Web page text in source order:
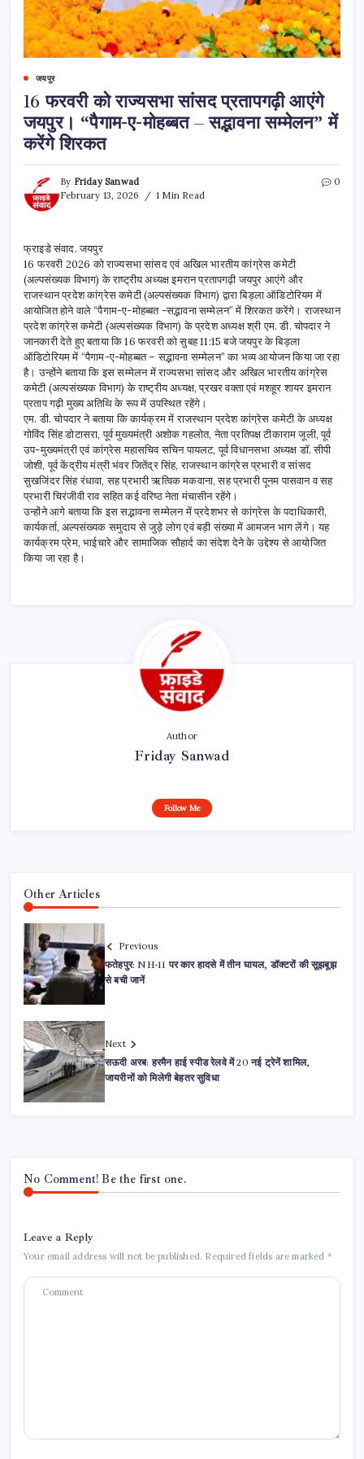
जयपुर
16 फरवरी को राज्यसभा सांसद प्रतापगढ़ी आएंगे
जयपुर। “पैगाम-ए-मोहब्बत – सद्भावना सम्मेलन” में
करेंगे शिरकत
By Friday Sanwad
February 13, 2026
1 Min Read
0
फ्राइडे संवाद. जयपुर
16 फरवरी 2026 को राज्यसभा सांसद एवं अखिल भारतीय कांग्रेस कमेटी
(अल्पसंख्यक विभाग) के राष्ट्रीय अध्यक्ष इमरान प्रतापगढ़ी जयपुर आएंगे और
राजस्थान प्रदेश कांग्रेस कमेटी (अल्पसंख्यक विभाग) द्वारा बिड़ला ऑडिटोरियम में
आयोजित होने वाले “पैगाम-ए-मोहब्बत -सद्भावना सम्मेलन” में शिरकत करेंगे। राजस्थान
प्रदेश कांग्रेस कमेटी (अल्पसंख्यक विभाग) के प्रदेश अध्यक्ष श्री एम. डी. चोपदार ने
जानकारी देते हुए बताया कि 16 फरवरी को सुबह 11:15 बजे जयपुर के बिड़ला
ऑडिटोरियम में “पैगाम-ए-मोहब्बत – सद्भावना सम्मेलन” का भव्य आयोजन किया जा रहा
है। उन्होंने बताया कि इस सम्मेलन में राज्यसभा सांसद और अखिल भारतीय कांग्रेस
कमेटी (अल्पसंख्यक विभाग) के राष्ट्रीय अध्यक्ष, प्रखर वक्ता एवं मशहूर शायर इमरान
प्रताप गढ़ी मुख्य अतिथि के रूप में उपस्थित रहेंगे।
एम. डी. चोपदार ने बताया कि कार्यक्रम में राजस्थान प्रदेश कांग्रेस कमेटी के अध्यक्ष
गोविंद सिंह डोटासरा, पूर्व मुख्यमंत्री अशोक गहलोत, नेता प्रतिपक्ष टीकाराम जूली, पूर्व
उप-मुख्यमंत्री एवं कांग्रेस महासचिव सचिन पायलट, पूर्व विधानसभा अध्यक्ष डॉ. सीपी
जोशी, पूर्व केंद्रीय मंत्री भंवर जितेंद्र सिंह, राजस्थान कांग्रेस प्रभारी व सांसद
सुखजिंदर सिंह रंधावा, सह प्रभारी ऋत्विक मकवाना, सह प्रभारी पूनम पासवान व सह
प्रभारी चिरंजीवी राव सहित कई वरिष्ठ नेता मंचासीन रहेंगे।
उन्होंने आगे बताया कि इस सद्भावना सम्मेलन में प्रदेशभर से कांग्रेस के पदाधिकारी,
कार्यकर्ता, अल्पसंख्यक समुदाय से जुड़े लोग एवं बड़ी संख्या में आमजन भाग लेंगे। यह
कार्यक्रम प्रेम, भाईचारे और सामाजिक सौहार्द का संदेश देने के उद्देश्य से आयोजित
किया जा रहा है।
Author
Friday Sanwad
Follow Me
Other Articles
Previous
फतेहपुर: NH-11 पर कार हादसे में तीन घायल, डॉक्टरों की सूझबूझ
से बची जानें
Next
सऊदी अरब: हरमैन हाई स्पीड रेलवे में 20 नई ट्रेनें शामिल,
जायरीनों को मिलेगी बेहतर सुविधा
No Comment! Be the first one.
Leave a Reply
Your email address will not be published. Required fields are marked *